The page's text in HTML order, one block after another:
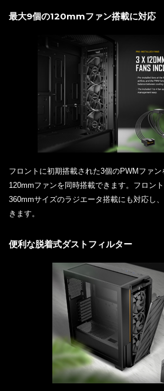
最大9個の120mmファン搭載に対応
フロントに初期搭載された3個のPWMファ
120mmファンを同時搭載できます。フロン
360mmサイズのラジエータ搭載にも対応し
きます。
便利な脱着式ダストフィルター